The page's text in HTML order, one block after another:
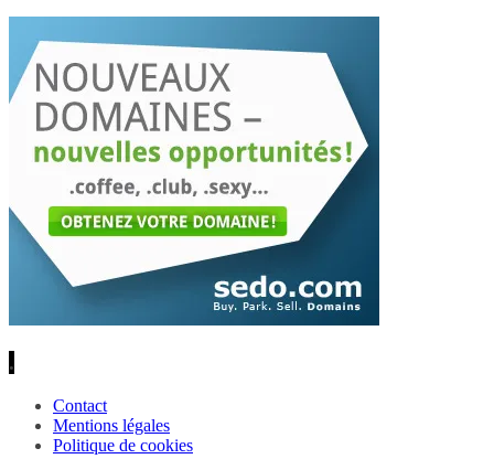
.
Contact
Mentions légales
Politique de cookies